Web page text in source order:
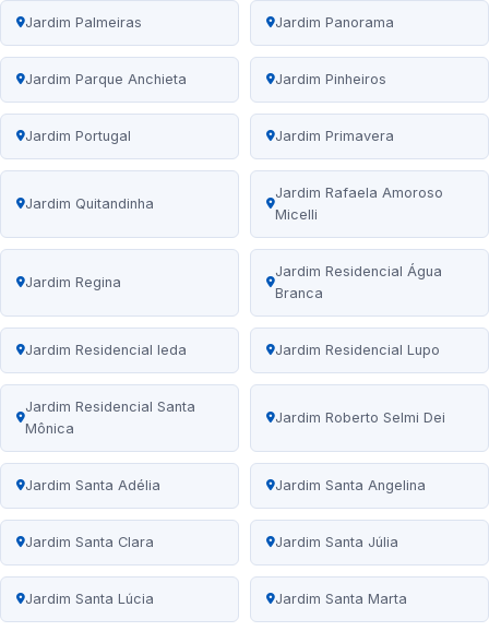
Jardim Palmeiras Jardim Panorama
Jardim Parque Anchieta Jardim Pinheiros
Jardim Portugal Jardim Primavera
Jardim Quitandinha
Jardim Rafaela Amoroso
Micelli
Jardim Regina
Jardim Residencial Água
Branca
Jardim Residencial Ieda Jardim Residencial Lupo
Jardim Residencial Santa
Mônica
Jardim Roberto Selmi Dei
Jardim Santa Adélia Jardim Santa Angelina
Jardim Santa Clara Jardim Santa Júlia
Jardim Santa Lúcia Jardim Santa Marta